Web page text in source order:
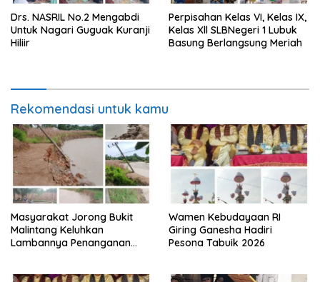
Drs. NASRIL No.2 Mengabdi
Untuk Nagari Guguak Kuranji
Hiliir
Perpisahan Kelas VI, Kelas IX,
Kelas Xll SLBNegeri 1 Lubuk
Basung Berlangsung Meriah
Rekomendasi untuk kamu
Masyarakat Jorong Bukit
Malintang Keluhkan
Lambannya Penanganan
Wamen Kebudayaan RI
Giring Ganesha Hadiri
Pesona Tabuik 2026